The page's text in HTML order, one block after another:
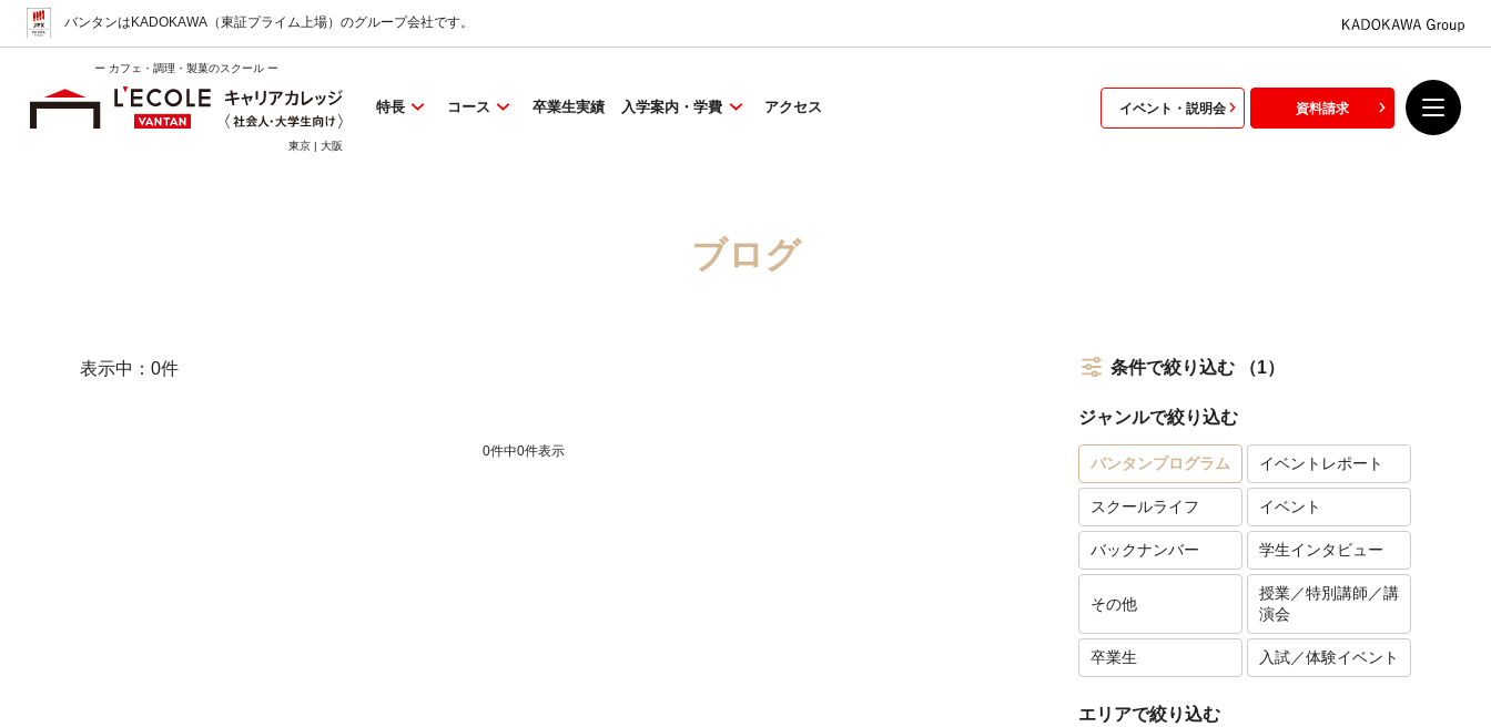
バンタンはKADOKAWA（東証プライム上場） のグループ会社です。
ー カフェ・調理・製菓のスクール ー
東京 | 大阪
特長 コース 卒業生実績 入学案内・学費 アクセス イベント・説明会 資料請求
ブログ
表示中： 0件
0件中0件表示
条件で絞り込む （1）
ジャンルで絞り込む
バンタンプログラム イベントレポート
スクールライフ イベント
バックナンバー 学生インタビュー
その他
授業／特別講師／講
演会
卒業生 入試／体験イベント
エリアで絞り込む